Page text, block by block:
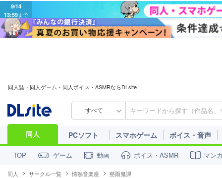
9/14
13:59まで
同人誌・同人ゲーム・同人ボイス・ASMRならDLsite
すべて
同人 PCソフト スマホゲーム ボイス・音声
TOP ゲーム 動画 ボイス・ASMR マン
同人 サークル一覧 情熱音楽座 慈雨鬼譚